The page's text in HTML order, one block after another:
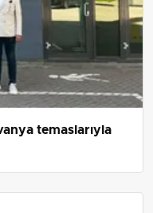
temaslarıyla